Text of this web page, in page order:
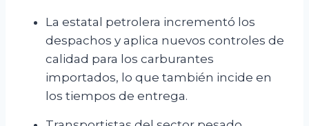
La estatal petrolera incrementó los
despachos y aplica nuevos controles de
calidad para los carburantes
importados, lo que también incide en
los tiempos de entrega.